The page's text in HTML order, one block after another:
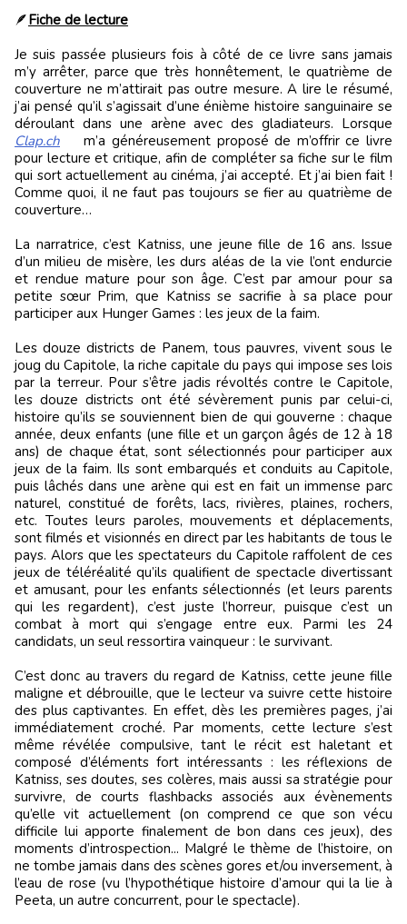
🪶Fiche de lecture
Je suis passée plusieurs fois à côté de ce livre sans jamais
m’y arrêter, parce que très honnêtement, le quatrième de
couverture ne m’attirait pas outre mesure. A lire le résumé,
j’ai pensé qu’il s’agissait d’une énième histoire sanguinaire se
déroulant dans une arène avec des gladiateurs. Lorsque
Clap.ch m’a généreusement proposé de m’offrir ce livre
pour lecture et critique, afin de compléter sa fiche sur le film
qui sort actuellement au cinéma, j’ai accepté. Et j’ai bien fait !
Comme quoi, il ne faut pas toujours se fier au quatrième de
couverture…
La narratrice, c’est Katniss, une jeune fille de 16 ans. Issue
d’un milieu de misère, les durs aléas de la vie l’ont endurcie
et rendue mature pour son âge. C’est par amour pour sa
petite sœur Prim, que Katniss se sacrifie à sa place pour
participer aux Hunger Games : les jeux de la faim.
Les douze districts de Panem, tous pauvres, vivent sous le
joug du Capitole, la riche capitale du pays qui impose ses lois
par la terreur. Pour s’être jadis révoltés contre le Capitole,
les douze districts ont été sévèrement punis par celui-ci,
histoire qu’ils se souviennent bien de qui gouverne : chaque
année, deux enfants (une fille et un garçon âgés de 12 à 18
ans) de chaque état, sont sélectionnés pour participer aux
jeux de la faim. Ils sont embarqués et conduits au Capitole,
puis lâchés dans une arène qui est en fait un immense parc
naturel, constitué de forêts, lacs, rivières, plaines, rochers,
etc. Toutes leurs paroles, mouvements et déplacements,
sont filmés et visionnés en direct par les habitants de tous le
pays. Alors que les spectateurs du Capitole raffolent de ces
jeux de téléréalité qu’ils qualifient de spectacle divertissant
et amusant, pour les enfants sélectionnés (et leurs parents
qui les regardent), c’est juste l’horreur, puisque c’est un
combat à mort qui s’engage entre eux. Parmi les 24
candidats, un seul ressortira vainqueur : le survivant.
C’est donc au travers du regard de Katniss, cette jeune fille
maligne et débrouille, que le lecteur va suivre cette histoire
des plus captivantes. En effet, dès les premières pages, j’ai
immédiatement croché. Par moments, cette lecture s’est
même révélée compulsive, tant le récit est haletant et
composé d’éléments fort intéressants : les réflexions de
Katniss, ses doutes, ses colères, mais aussi sa stratégie pour
survivre, de courts flashbacks associés aux évènements
qu’elle vit actuellement (on comprend ce que son vécu
difficile lui apporte finalement de bon dans ces jeux), des
moments d’introspection... Malgré le thème de l’histoire, on
ne tombe jamais dans des scènes gores et/ou inversement, à
l’eau de rose (vu l’hypothétique histoire d’amour qui la lie à
Peeta, un autre concurrent, pour le spectacle).